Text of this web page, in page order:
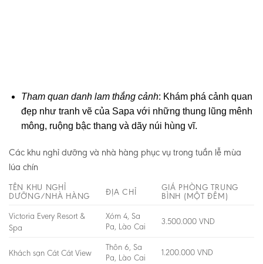
Tham quan danh lam thắng cảnh: Khám phá cảnh quan
đẹp như tranh vẽ của Sapa với những thung lũng mênh
mông, ruộng bậc thang và dãy núi hùng vĩ.
Các khu nghỉ dưỡng và nhà hàng phục vụ trong tuần lễ mùa
lúa chín
TÊN KHU NGHỈ
DƯỠNG/NHÀ HÀNG
ĐỊA CHỈ
GIÁ PHÒNG TRUNG
BÌNH (MỘT ĐÊM)
Victoria Every Resort &
Spa
Xóm 4, Sa
Pa, Lào Cai
3.500.000 VND
Khách sạn Cát Cát View
Thôn 6, Sa
Pa, Lào Cai
1.200.000 VND